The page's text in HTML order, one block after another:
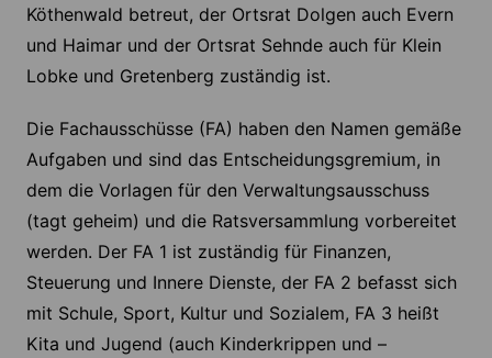
Köthenwald betreut, der Ortsrat Dolgen auch Evern
und Haimar und der Ortsrat Sehnde auch für Klein
Lobke und Gretenberg zuständig ist.
Die Fachausschüsse (FA) haben den Namen gemäße
Aufgaben und sind das Entscheidungsgremium, in
dem die Vorlagen für den Verwaltungsausschuss
(tagt geheim) und die Ratsversammlung vorbereitet
werden. Der FA 1 ist zuständig für Finanzen,
Steuerung und Innere Dienste, der FA 2 befasst sich
mit Schule, Sport, Kultur und Sozialem, FA 3 heißt
Kita und Jugend (auch Kinderkrippen und –